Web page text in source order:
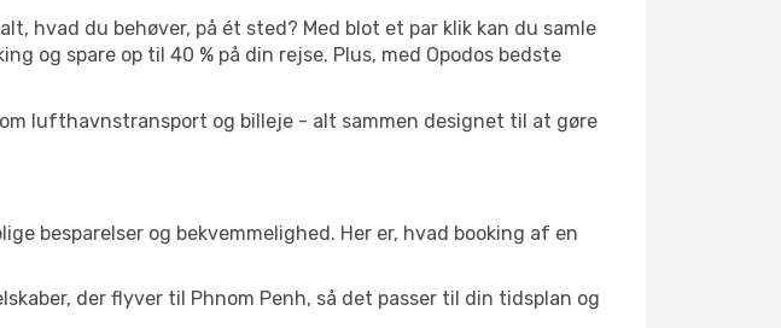
hvad du behøver, på ét sted? Med blot et par klik kan du samle
og spare op til 40 % på din rejse. Plus, med Opodos bedste
lufthavnstransport og billeje - alt sammen designet til at gøre
besparelser og bekvemmelighed. Her er, hvad booking af en
der flyver til Phnom Penh, så det passer til din tidsplan og